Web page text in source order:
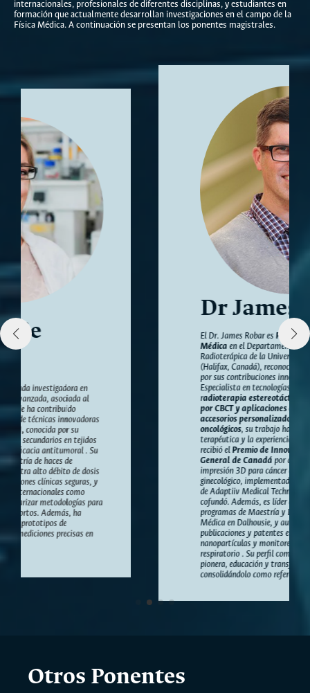
internacionales, profesionales de diferentes disciplinas, y estudiantes en
formación que actualmente desarrollan investigaciones en el campo de la
Física Médica. A continuación se presentan los ponentes magistrales.
Dr James Robar
Profesor y Jefe de Física
en el Departamento de Oncología
Radioterápica de la Universidad de Dalhousie
(Halifax, Canadá), reconocido internacionalmente
por sus contribuciones innovadoras en radioterapia.
Especialista en tecnologías avanzadas como
radioterapia estereotáctica, imágenes guiadas
por CBCT y aplicaciones de impresión 3D para
accesorios personalizados en tratamientos
, su trabajo ha mejorado la precisión
terapéutica y la experiencia del paciente. En 2021,
recibió el
Premio de Innovación del Gobernador
por desarrollar soluciones con
impresión 3D para cáncer de piel, mama y
ginecológico, implementadas globalmente a través
de Adaptiiv Medical Technologies, empresa que
cofundó. Además, es líder académico, creador de los
programas de Maestría y Doctorado en Física
Médica en Dalhousie, y autor de numerosas
publicaciones y patentes en técnicas de imagen,
nanopartículas y monitoreo de movimiento
respiratorio . Su perfil combina investigación
pionera, educación y transferencia tecnológica,
consolidándolo como referente en la disciplina.
Otros Ponentes